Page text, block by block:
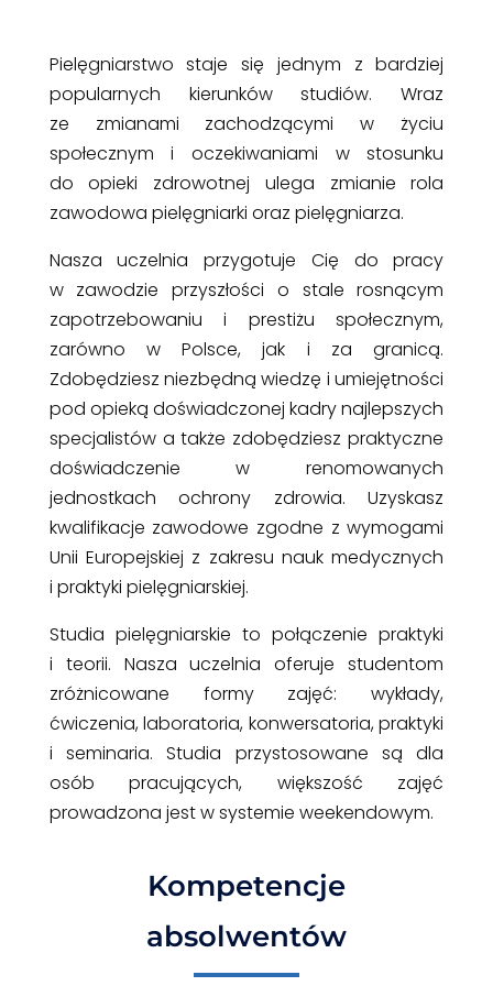
Pielęgniarstwo staje się jednym z bardziej
popularnych kierunków studiów. Wraz
ze zmianami zachodzącymi w życiu
społecznym i oczekiwaniami w stosunku
do opieki zdrowotnej ulega zmianie rola
zawodowa pielęgniarki oraz pielęgniarza.
Nasza uczelnia przygotuje Cię do pracy
w zawodzie przyszłości o stale rosnącym
zapotrzebowaniu i prestiżu społecznym,
zarówno w Polsce, jak i za granicą.
Zdobędziesz niezbędną wiedzę i umiejętności
pod opieką doświadczonej kadry najlepszych
specjalistów a także zdobędziesz praktyczne
doświadczenie w renomowanych
jednostkach ochrony zdrowia. Uzyskasz
kwalifikacje zawodowe zgodne z wymogami
Unii Europejskiej z zakresu nauk medycznych
i praktyki pielęgniarskiej.
Studia pielęgniarskie to połączenie praktyki
i teorii. Nasza uczelnia oferuje studentom
zróżnicowane formy zajęć: wykłady,
ćwiczenia, laboratoria, konwersatoria, praktyki
i seminaria. Studia przystosowane są dla
osób pracujących, większość zajęć
prowadzona jest w systemie weekendowym.
Kompetencje
absolwentów